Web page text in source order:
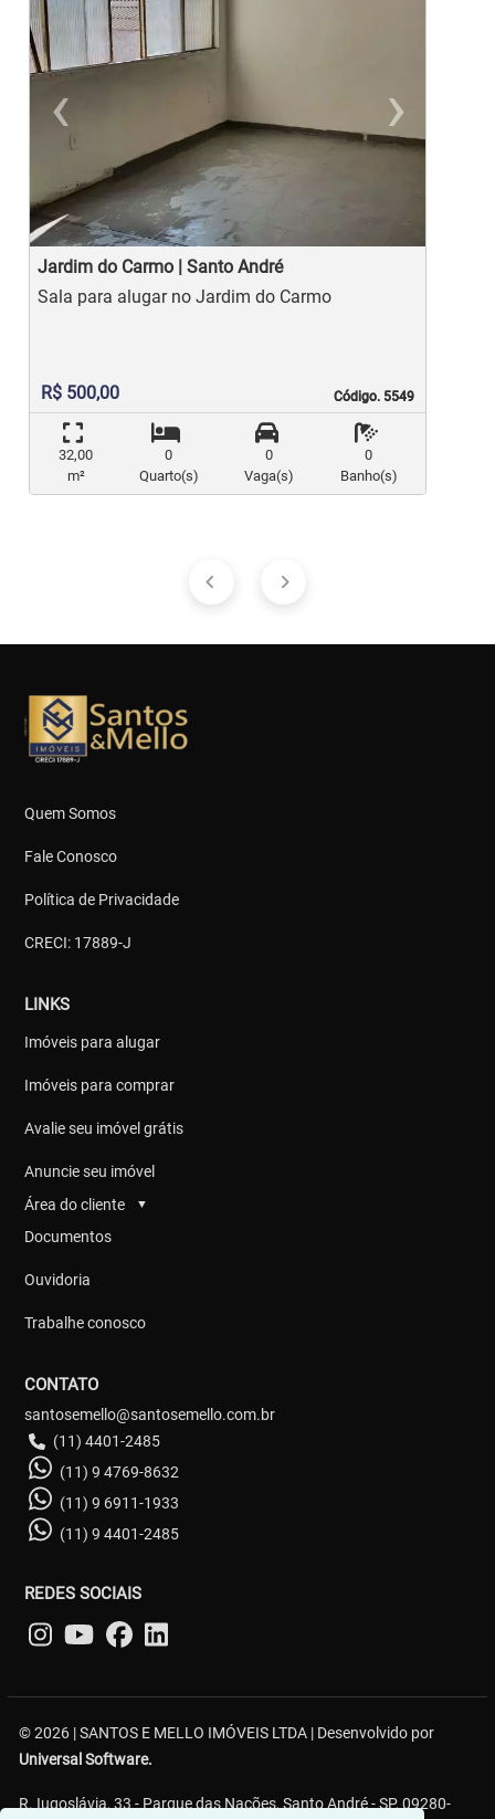
‹
Previous
›
Jardim do Carmo | Santo André
Código. 5549
Código. 5549
Sala para alugar no Jardim do Carmo
R$ 500,00
32,00
m²
0
Quarto(s)
0
Vaga(s)
0
Banho(s)
Quem Somos
Fale Conosco
Política de Privacidade
CRECI: 17889-J
LINKS
Imóveis para alugar
Imóveis para comprar
Avalie seu imóvel grátis
Anuncie seu imóvel
Área do cliente
▼
Documentos
Ouvidoria
Trabalhe conosco
CONTATO
santosemello@santosemello.com.br
(11) 4401-2485
(11) 9 4769-8632
(11) 9 6911-1933
(11) 9 4401-2485
REDES SOCIAIS
© 2026 | SANTOS E MELLO IMÓVEIS LTDA | Desenvolvido por
Universal Software.
R. Iugoslávia, 33 - Parque das Nações, Santo André - SP, 09280-